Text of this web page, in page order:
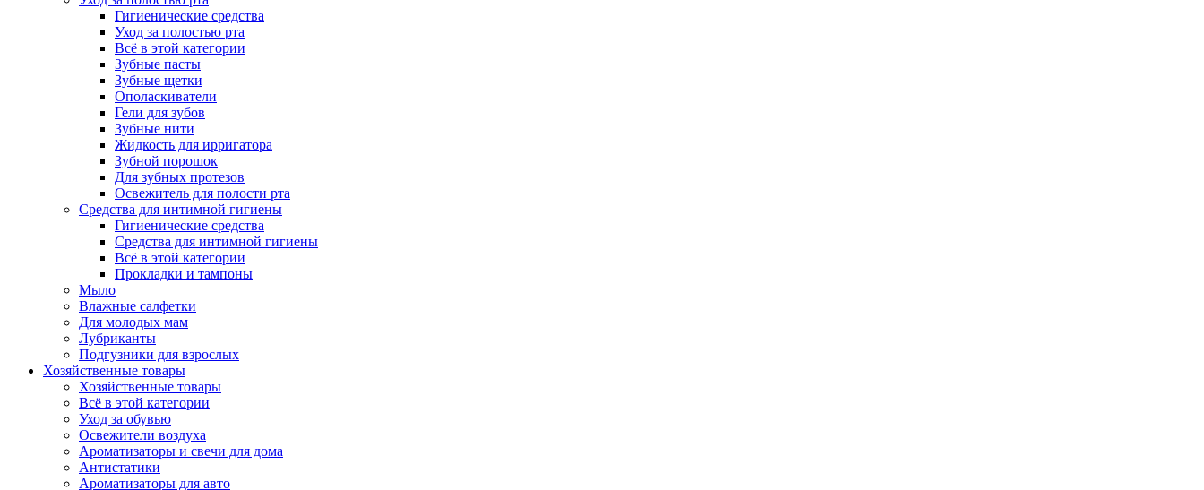
Гигиенические средства
Уход за полостью рта
Всё в этой категории
Зубные пасты
Зубные щетки
Ополаскиватели
Гели для зубов
Зубные нити
Жидкость для ирригатора
Зубной порошок
Для зубных протезов
Освежитель для полости рта
Средства для интимной гигиены
Гигиенические средства
Средства для интимной гигиены
Всё в этой категории
Прокладки и тампоны
Мыло
Влажные салфетки
Для молодых мам
Лубриканты
Подгузники для взрослых
Хозяйственные товары
Хозяйственные товары
Всё в этой категории
Уход за обувью
Освежители воздуха
Ароматизаторы и свечи для дома
Антистатики
Ароматизаторы для авто